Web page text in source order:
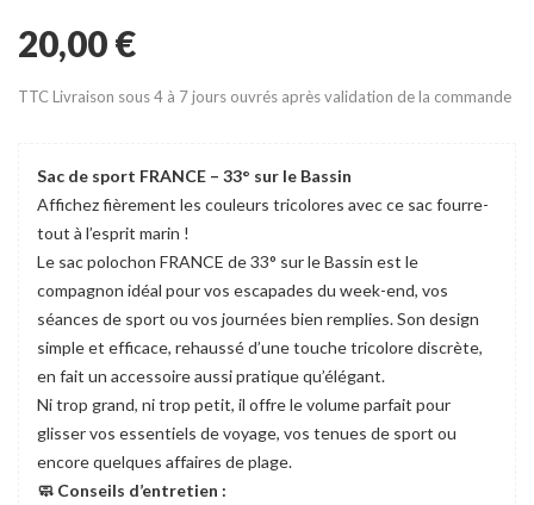
20,00 €
TTC Livraison sous 4 à 7 jours ouvrés après validation de la commande
Sac de sport FRANCE – 33° sur le Bassin
Affichez fièrement les couleurs tricolores avec ce sac fourre-
tout à l’esprit marin !
Le sac polochon FRANCE de 33° sur le Bassin est le
compagnon idéal pour vos escapades du week-end, vos
séances de sport ou vos journées bien remplies. Son design
simple et efficace, rehaussé d’une touche tricolore discrète,
en fait un accessoire aussi pratique qu’élégant.
Ni trop grand, ni trop petit, il offre le volume parfait pour
glisser vos essentiels de voyage, vos tenues de sport ou
encore quelques affaires de plage.
🧼 Conseils d’entretien :